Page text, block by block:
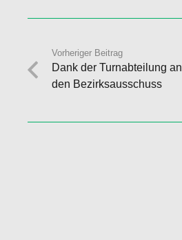
Vorheriger Beitrag
Dank der Turnabteilung an
den Bezirksausschuss